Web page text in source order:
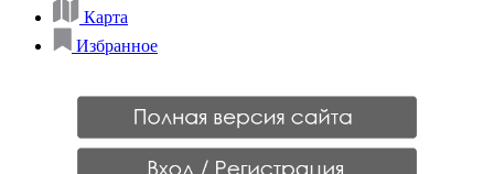
Карта
Избранное